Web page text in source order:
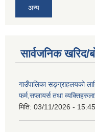
अन्य
सार्वजनिक खरिद/
गाउँपालिका सङ्ग्राहलयको
फर्म,सप्लायर्स तथा
मिति: 03/11/2026 - 15:45